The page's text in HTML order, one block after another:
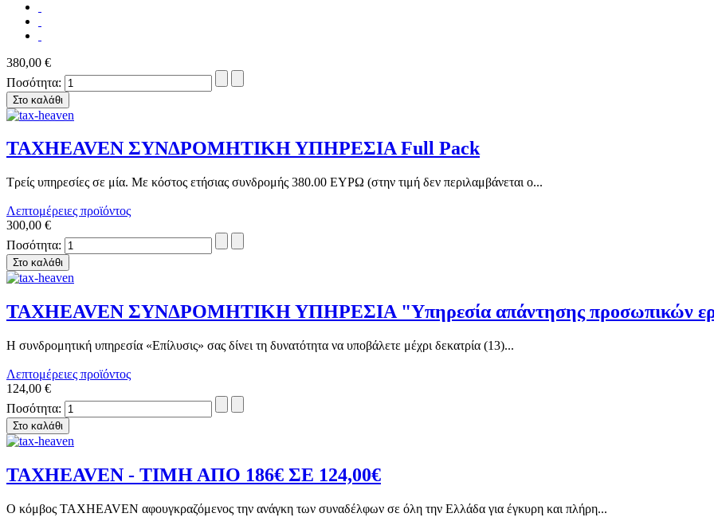
380,00 €
Ποσότητα:
TAXHEAVEN ΣΥΝΔΡΟΜΗΤΙΚΗ ΥΠΗΡΕΣΙΑ Full Pack
Τρείς υπηρεσίες σε μία. Με κόστος ετήσιας συνδρομής 380.00 ΕΥΡΩ (στην τιμή δεν περιλαμβάνεται ο...
Λεπτομέρειες προϊόντος
300,00 €
Ποσότητα:
TAXHEAVEN ΣΥΝΔΡΟΜΗΤΙΚΗ ΥΠΗΡΕΣΙΑ "Υπηρεσία απάντησης προσωπικών
Η συνδρομητική υπηρεσία «Επίλυσις» σας δίνει τη δυνατότητα να υποβάλετε μέχρι δεκατρία (13)...
Λεπτομέρειες προϊόντος
124,00 €
Ποσότητα:
TAXHEAVEN - ΤΙΜΗ ΑΠΟ 186€ ΣΕ 124,00€
Ο κόμβος TAXHEAVEN αφουγκραζόμενος την ανάγκη των συναδέλφων σε όλη την Ελλάδα για έγκυρη και πλήρη...